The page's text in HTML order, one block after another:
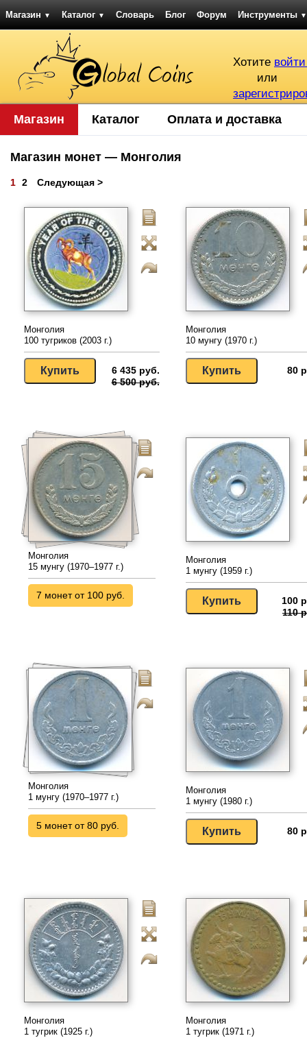
Магазин ▼ Каталог ▼ Словарь Блог Форум Инструменты ▼
Хотите
или
Магазин Каталог Оплата и доставка
Магазин монет — Монголия
1 2 Следующая >
Монголия
100 тугриков (2003 г.)
6 435 руб.
6 500 руб.
Монголия
10 мунгу (1970 г.)
80
Монголия
15 мунгу (1970–1977 г.)
7 монет от 100 руб.
Монголия
1 мунгу (1959 г.)
100
110
Монголия
1 мунгу (1970–1977 г.)
5 монет от 80 руб.
Монголия
1 мунгу (1980 г.)
80
Монголия
1 тугрик (1925 г.)
Монголия
1 тугрик (1971 г.)